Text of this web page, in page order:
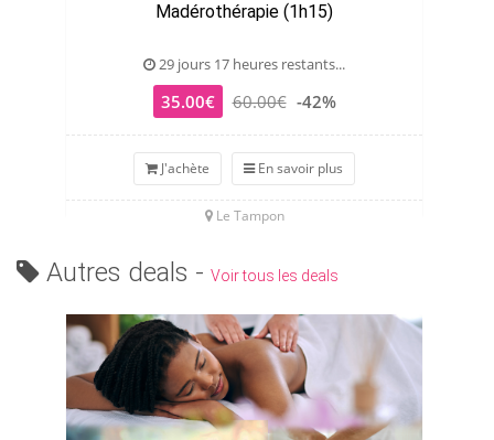
Madérothérapie (1h15)
29 jours 17 heures restants...
35.00€ 60.00€ -42%
J'achète En savoir plus
Le Tampon
Autres deals - Voir tous les deals